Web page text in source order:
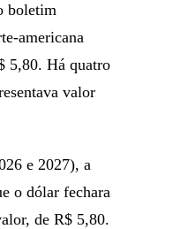
boletim
americana
5,80. Há quatro
valor
e 2027), a
o dólar fechara
de R$ 5,80.